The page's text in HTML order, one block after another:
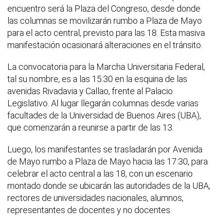
encuentro será la Plaza del Congreso, desde donde
las columnas se movilizarán rumbo a Plaza de Mayo
para el acto central, previsto para las 18. Esta masiva
manifestación ocasionará alteraciones en el tránsito.
La convocatoria para la Marcha Universitaria Federal,
tal su nombre, es a las 15:30 en la esquina de las
avenidas Rivadavia y Callao, frente al Palacio
Legislativo. Al lugar llegarán columnas desde varias
facultades de la Universidad de Buenos Aires (UBA),
que comenzarán a reunirse a partir de las 13.
Luego, los manifestantes se trasladarán por Avenida
de Mayo rumbo a Plaza de Mayo hacia las 17:30, para
celebrar el acto central a las 18, con un escenario
montado donde se ubicarán las autoridades de la UBA,
rectores de universidades nacionales, alumnos,
representantes de docentes y no docentes.